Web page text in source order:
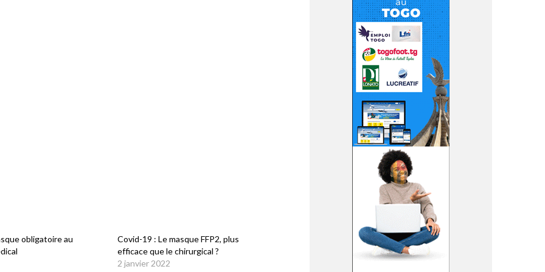
obligatoire au
Covid-19 : Le masque FFP2, plus
efficace que le chirurgical ?
2 janvier 2022